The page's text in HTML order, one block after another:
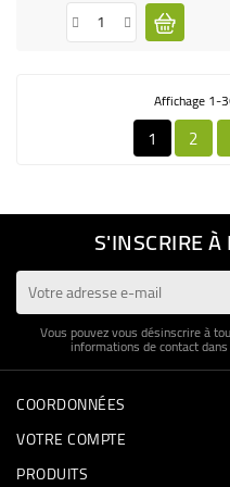
base
Affichage 1-
1 2
S'INSCRIRE
Vous pouvez vous désinscrire à
informations de contact
COORDONNÉES
VOTRE COMPTE
PRODUITS